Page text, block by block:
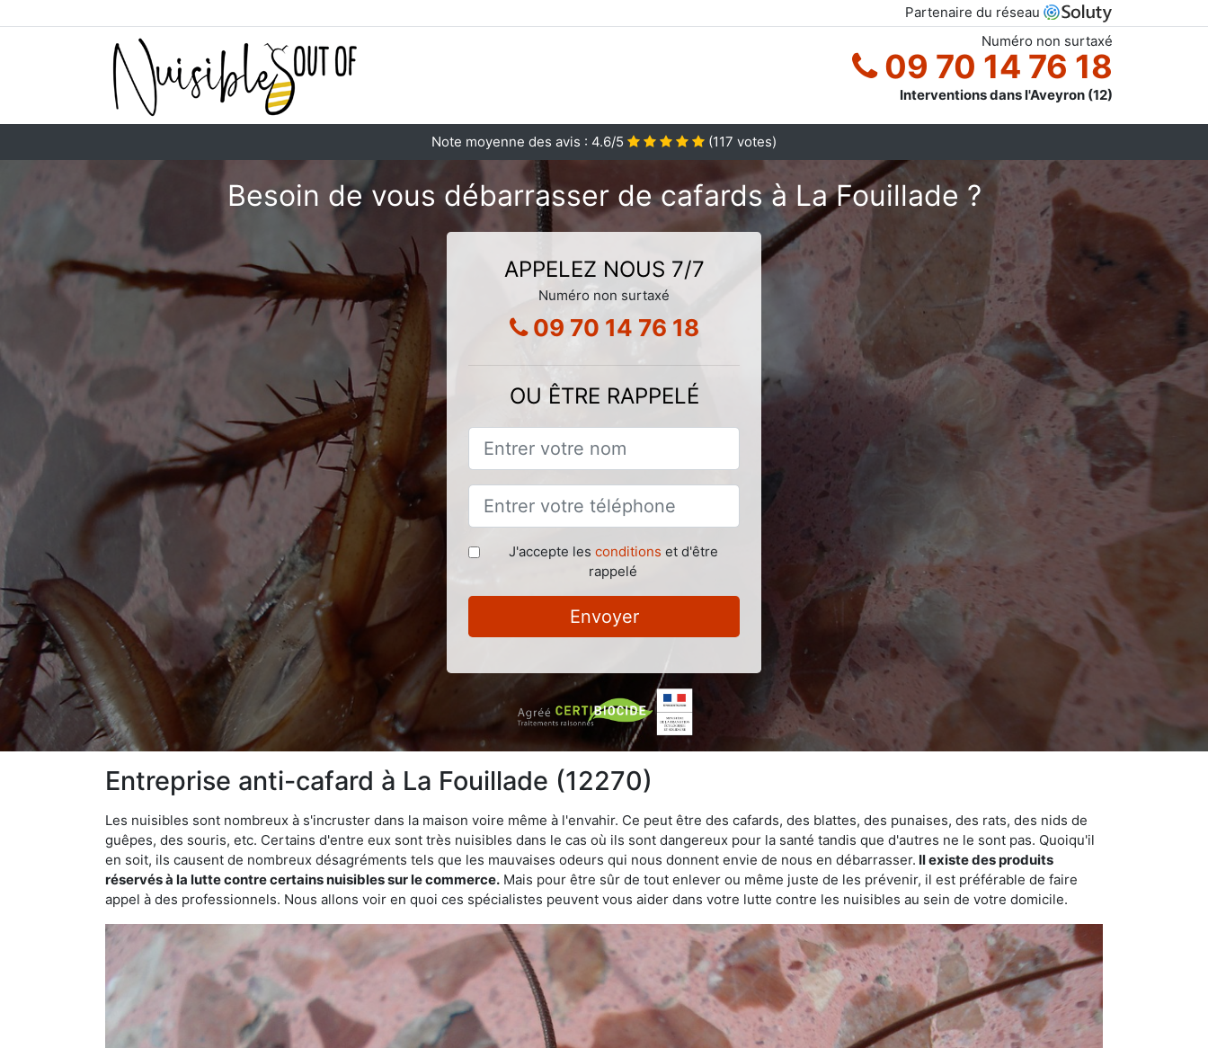
Partenaire du réseau
Numéro non surtaxé
09 70 14 76 18
Interventions dans l'Aveyron (12)
Note moyenne des avis : 4.6/5 (117 votes)
Besoin de vous débarrasser de cafards à La Fouillade ?
APPELEZ NOUS 7/7
Numéro non surtaxé
09 70 14 76 18
OU ÊTRE RAPPELÉ
J'accepte les conditions et d'être
rappelé
Envoyer
Entreprise anti-cafard à La Fouillade (12270)
Les nuisibles sont nombreux à s'incruster dans la maison voire même à l'envahir. Ce peut être des cafards, des blattes, des punaises, des rats, des nids de
guêpes, des souris, etc. Certains d'entre eux sont très nuisibles dans le cas où ils sont dangereux pour la santé tandis que d'autres ne le sont pas. Quoiqu'il
en soit, ils causent de nombreux désagréments tels que les mauvaises odeurs qui nous donnent envie de nous en débarrasser. Il existe des produits
réservés à la lutte contre certains nuisibles sur le commerce. Mais pour être sûr de tout enlever ou même juste de les prévenir, il est préférable de faire
appel à des professionnels. Nous allons voir en quoi ces spécialistes peuvent vous aider dans votre lutte contre les nuisibles au sein de votre domicile.